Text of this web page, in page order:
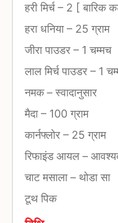
हरी मिर्च– 2 [ बारिक
हरा धनिया– 25 ग्राम
जीरा पाउडर – 1 चम्मच
लाल मिर्च पाउडर – 1
नमक–स्वादानुसार
मैदा– 100 ग्राम
कार्नफ्लोर – 25 ग्राम
रिफाइंड आयल –
चाट मसाला– थोडा सा
टूथ पिक